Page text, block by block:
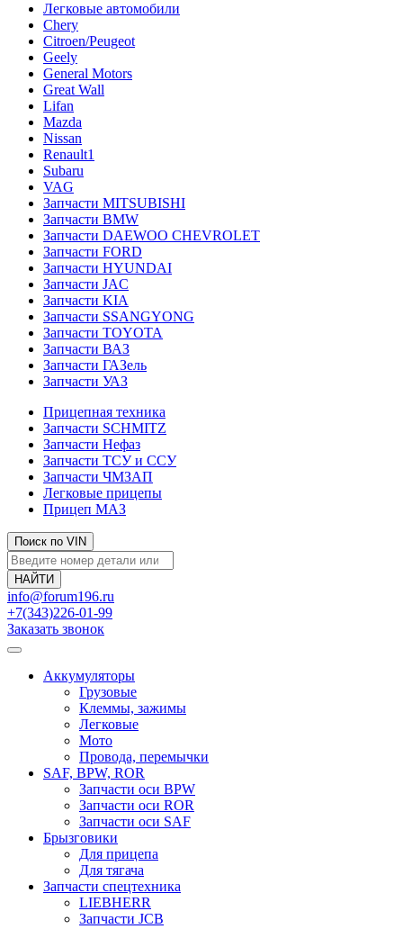
Легковые автомобили
Chery
Citroen/Peugeot
Geely
General Motors
Great Wall
Lifan
Mazda
Nissan
Renault1
Subaru
VAG
Запчасти MITSUBISHI
Запчасти BMW
Запчасти DAEWOO CHEVROLET
Запчасти FORD
Запчасти HYUNDAI
Запчасти JAC
Запчасти KIA
Запчасти SSANGYONG
Запчасти TOYOTA
Запчасти ВАЗ
Запчасти ГАЗель
Запчасти УАЗ
Прицепная техника
Запчасти SCHMITZ
Запчасти Нефаз
Запчасти ТСУ и ССУ
Запчасти ЧМЗАП
Легковые прицепы
Прицеп МАЗ
Поиск по VIN
info@forum196.ru
+7(343)226-01-99
Заказать звонок
Аккумуляторы
Грузовые
Клеммы, зажимы
Легковые
Мото
Провода, перемычки
SAF, BPW, ROR
Запчасти оси BPW
Запчасти оси ROR
Запчасти оси SAF
Брызговики
Для прицепа
Для тягача
Запчасти спецтехника
LIEBHERR
Запчасти JCB